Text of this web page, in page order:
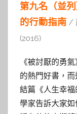
第九名（並
的行動指南 /
(2016)
《被討厭的勇
的熱門好書，
結篇《人生幸
學家告訴大家